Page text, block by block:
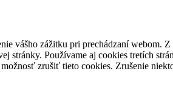
vášho zážitku pri prechádzaní
stránky. Používame aj cookies tretích
zrušiť tieto cookies. Zrušenie